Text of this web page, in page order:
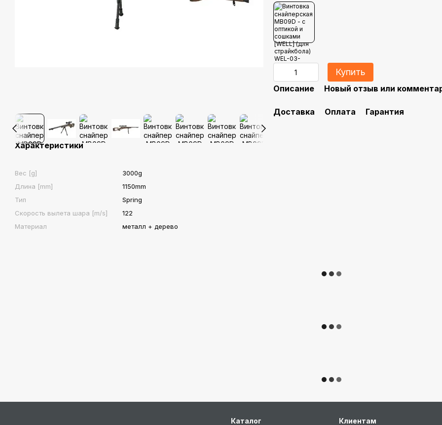
Характеристики
Вес [g]
3000g
Длина [mm]
1150mm
Тип
Spring
Скорость вылета шара [m/s]
122
Материал
металл + дерево
Купить
Описание Новый отзыв или
Доставка Оплата Гарантия
Каталог Клиентам